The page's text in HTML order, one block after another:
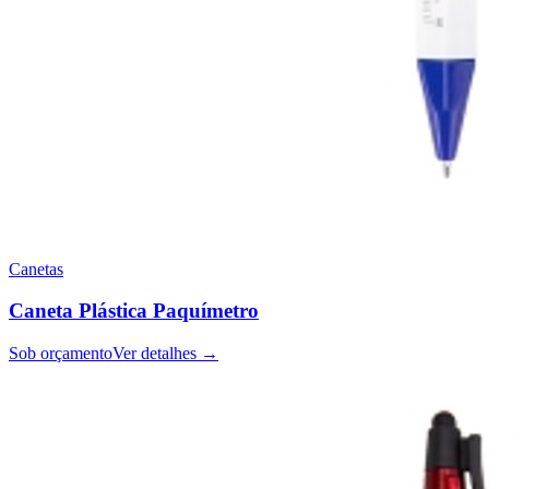
Canetas
Caneta Plástica Paquímetro
Sob orçamentoVer detalhes →